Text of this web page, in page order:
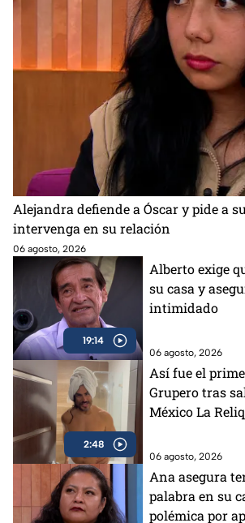
Alejandra defiende a Óscar y pide a
intervenga en su relación
06 agosto, 2026
19:14
Alberto exige
su casa y
intimidado
06 agosto, 2026
2:48
Así fue el
Grupero tras
México La
06 agosto, 2026
Ana asegura
palabra en su
polémica por